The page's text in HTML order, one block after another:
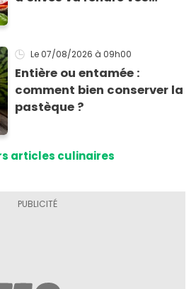
Le 07/08/2026 à 09h00
Entière ou entamée :
comment bien conserver la
pastèque ?
articles culinaires